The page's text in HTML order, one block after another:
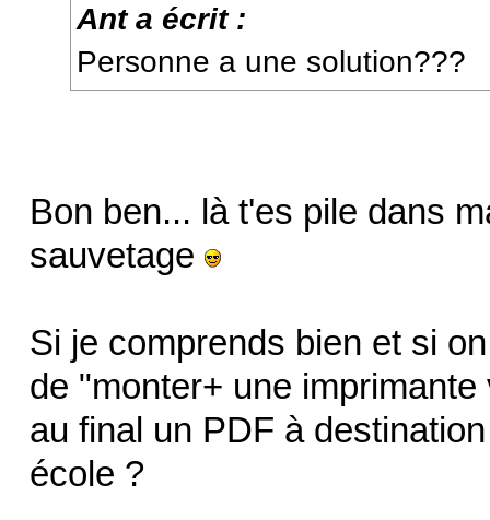
Ant a écrit :
Personne a une solution???
Bon ben... là t'es pile dans
sauvetage
Si je comprends bien et si
de "monter+ une
au final un PDF à
école ?